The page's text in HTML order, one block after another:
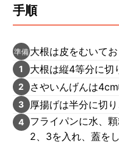
手順
準備 大根は皮をむいて
1 大根は縦4等分に切
2 さやいんげんは4cm
3 厚揚げは半分に切
4
フライパンに水、
2、3を入れ、蓋を